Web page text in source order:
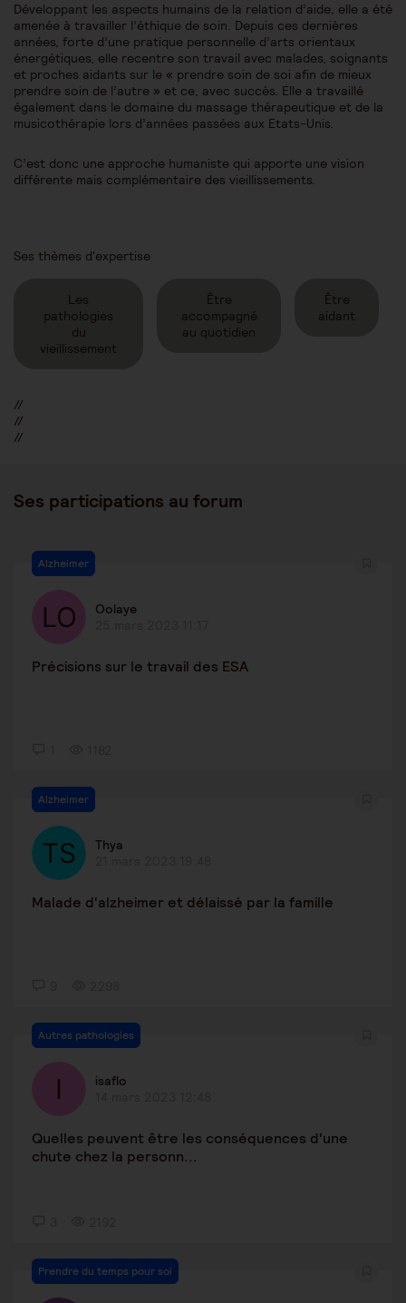
Développant les aspects humains de la relation d’aide, elle a été
amenée à travailler l’éthique de soin. Depuis ces dernières
années, forte d’une pratique personnelle d’arts orientaux
énergétiques, elle recentre son travail avec malades, soignants
et proches aidants sur le « prendre soin de soi afin de mieux
prendre soin de l’autre » et ce, avec succès. Elle a travaillé
également dans le domaine du massage thérapeutique et de la
musicothérapie lors d’années passées aux Etats-Unis.
C’est donc une approche humaniste qui apporte une vision
différente mais complémentaire des vieillissements.
Ses thèmes d'expertise
Les
pathologies
du
vieillissement
Être
accompagné
au quotidien
Être
aidant
//
//
//
Ses participations au forum
Alzheimer
Oolaye
Précisions sur le travail des ESA
Alzheimer
Thya
Malade d'alzheimer et délaissé par la famille
Autres pathologies
isaflo
Quelles peuvent être les conséquences d'une
chute chez la personn...
Prendre du temps pour soi